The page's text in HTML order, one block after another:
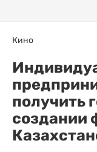
Кино
получить
создании